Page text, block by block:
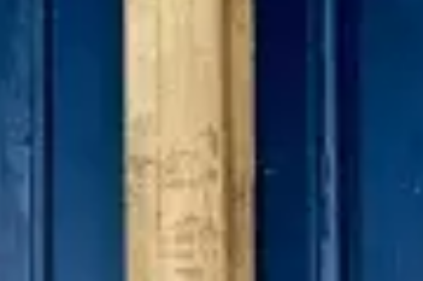
cinéma